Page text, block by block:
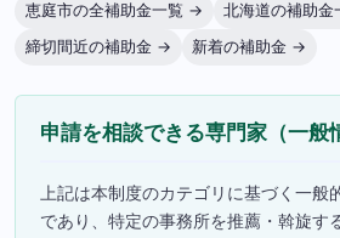
恵庭市の全補助金一覧 →
北海道の補助
締切間近の補助金 →
新着の補助金 →
申請を相談できる専門家（一般
上記は本制度のカテゴリに基づく一般
であり、特定の事務所を推薦・斡旋す